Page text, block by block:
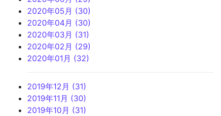
2020年05月 (30)
2020年04月 (30)
2020年03月 (31)
2020年02月 (29)
2020年01月 (32)
2019年12月 (31)
2019年11月 (30)
2019年10月 (31)